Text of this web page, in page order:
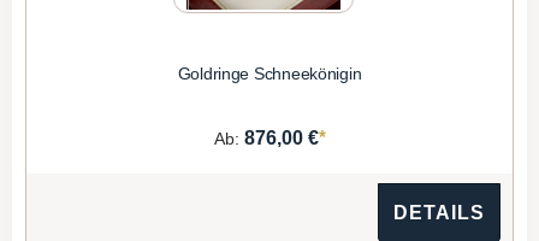
Goldringe Schneekönigin
Ab: 876,00 €*
DETAILS